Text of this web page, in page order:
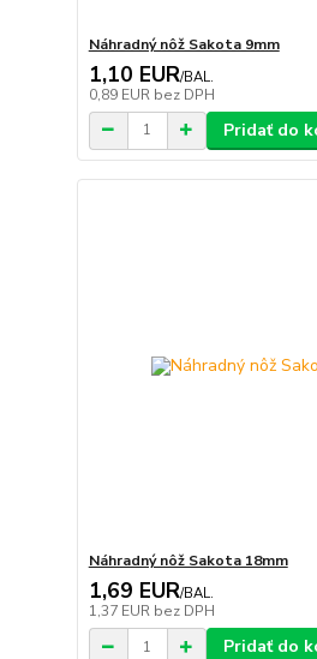
Náhradný nôž Sakota 9mm
1,10 EUR/BAL.
0,89 EUR bez DPH
Pridať do
Náhradný nôž Sakota 18mm
1,69 EUR/BAL.
1,37 EUR bez DPH
Pridať do